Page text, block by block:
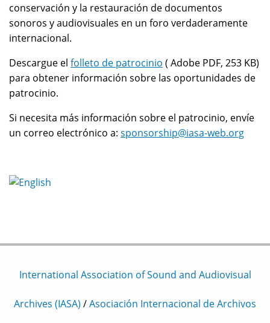
conservación y la restauración de documentos
sonoros y audiovisuales en un foro verdaderamente
internacional.
Descargue el folleto de patrocinio ( Adobe PDF, 253 KB)
para obtener información sobre las oportunidades de
patrocinio.
Si necesita más información sobre el patrocinio, envíe
un correo electrónico a: sponsorship@iasa-web.org
International Association of Sound and Audiovisual
Archives (IASA) /Asociación Internacional de Archivos